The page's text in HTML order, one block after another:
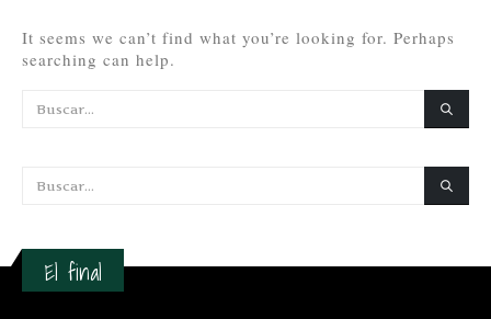
It seems we can’t find what you’re looking for. Perhaps
searching can help.
El final